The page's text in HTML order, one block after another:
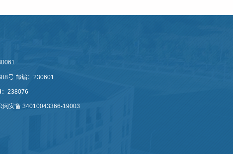
号 邮编：230601
：238076
网安备 34010043366-19003